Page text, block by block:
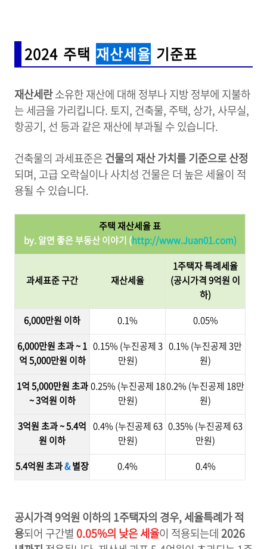
2024 주택 재산세율 기준표
재산세란소유한 재산에 대해 정부나 지방 정부에 지불하
는 세금을 가리킵니다. 토지, 건축물, 주택, 상가, 사무실,
항공기, 선 등과 같은 재산에 부과될 수 있습니다.
건축물의 과세표준은건물의 재산 가치를 기준으로 산정
되며, 고급 오락실이나 사치성 건물은 더 높은 세율이 적
용될 수 있습니다.
주택 재산세율 표
by. 알면 좋은 부동산 이야기 (http://www.Juan01.com)
과세표준 구간 재산세율
1주택자 특례세율
(공시가격 9억원 이
하)
6,000만원 이하
0.1%
0.05%
6,000만원 초과 ~ 1
억 5,000만원 이하
0.15% (누진공제 3
만원)
0.1% (누진공제 3만
원)
1억 5,000만원 초과
~ 3억원 이하
0.25% (누진공제 18
만원)
0.2% (누진공제 18만
원)
3억원 초과 ~ 5.4억
원 이하
0.4% (누진공제 63
만원)
0.35% (누진공제 63
만원)
5.4억원 초과&별장 0.4% 0.4%
공시가격 9억원 이하의 1주택자의 경우, 세율특례가 적
용되어 구간별 0.05%의 낮은 세율이 적용되는데2026